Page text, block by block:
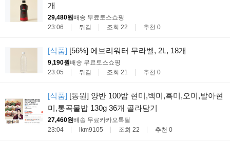
개
29,480원배송 무료토스쇼핑
23:06
튀김 조회 22 추천 0
[식품] [56%] 에브리워터 무라벨, 2L, 18개
9,190원배송 무료토스쇼핑
23:05
튀김 조회 21 추천 0
[식품] [동원] 양반 100밥 현미,백미,흑미,오미,발아현
미,통곡물밥 130g 36개 골라담기
27,460원배송 무료카카오톡딜
23:04
lkm9105 조회 22 추천 0